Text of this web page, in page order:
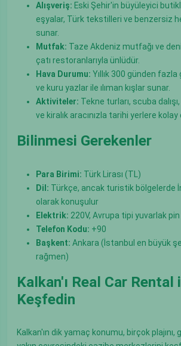
Alışveriş: Eski Şehir'in büyüleyici
eşyalar, Türk tekstilleri ve benzersiz
sunar.
Mutfak: Taze Akdeniz mutfağı ve
çatı restoranlarıyla ünlüdür.
Hava Durumu: Yıllık 300 günden
ve kuru yazlar ile ılıman kışlar sunar.
Aktiviteler: Tekne turları, scuba
ve kiralık aracınızla tarihi yerlere kolay
Bilinmesi Gerekenler
Para Birimi: Türk Lirası (TL)
Dil: Türkçe, ancak turistik bölgelerde
olarak konuşulur
Elektrik: 220V, Avrupa tipi yuvarlak
Telefon Kodu: +90
Başkent: Ankara (İstanbul en büyük
rağmen)
Kalkan'ı Real Car Rental
Keşfedin
Kalkan'ın dik yamaç konumu, birçok plajını,